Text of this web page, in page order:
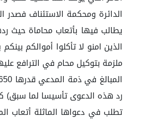
الذين امنو لا تأكلوا أموالكم
ملزمة بتوكيل محام في الترافع